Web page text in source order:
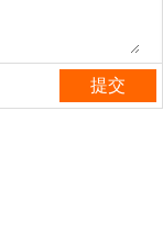
提交